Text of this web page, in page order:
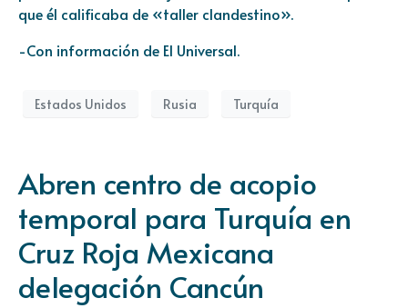
que él calificaba de «taller clandestino».
-Con información de El Universal.
Estados Unidos Rusia Turquía
Abren centro de acopio
temporal para Turquía en
Cruz Roja Mexicana
delegación Cancún